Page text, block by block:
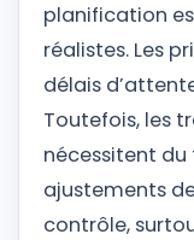
planification
réalistes. Les
délais
Toutefois, les
nécessitent
ajustements
contrôle,